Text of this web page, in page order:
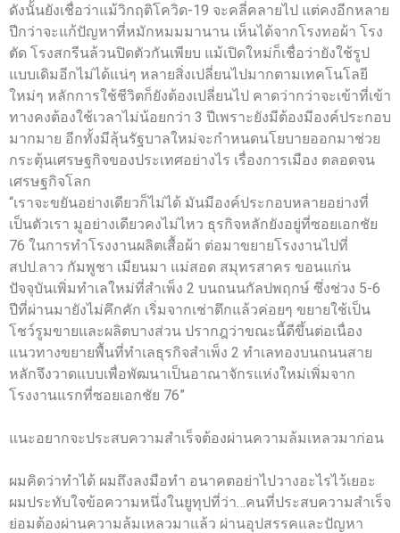
ดังนั้นยังเชื่อว่าแม้วิกฤติโควิด-19 จะคลี่คลายไป แต่คงอีกหลาย
ปีกว่าจะแก้ปัญหาที่หมักหมมมานาน เห็นได้จากโรงทอผ้า โรง
ตัด โรงสกรีนล้วนปิดตัวกันเพียบ แม้เปิดใหม่ก็เชื่อว่ายังใช้รูป
แบบเดิมอีกไม่ได้แน่ๆ หลายสิ่งเปลี่ยนไปมากตามเทคโนโลยี
ใหม่ๆ หลักการใช้ชีวิตก็ยังต้องเปลี่ยนไป คาดว่ากว่าจะเข้าที่เข้า
ทางคงต้องใช้เวลาไม่น้อยกว่า 3 ปีเพราะยังมีต้องมีองค์ประกอบ
มากมาย อีกทั้งมีลุ้นรัฐบาลใหม่จะกำหนดนโยบายออกมาช่วย
กระตุ้นเศรษฐกิจของประเทศอย่างไร เรื่องการเมือง ตลอดจน
เศรษฐกิจโลก
“เราจะขยันอย่างเดียวก็ไม่ได้ มันมีองค์ประกอบหลายอย่างที่
เป็นตัวเรา มูอย่างเดียวคงไม่ไหว ธุรกิจหลักยังอยู่ที่ซอยเอกชัย
76 ในการทำโรงงานผลิตเสื้อผ้า ต่อมาขยายโรงงานไปที่
สปป.ลาว กัมพูชา เมียนมา แม่สอด สมุทรสาคร ขอนแก่น
ปัจจุบันเพิ่มทำเลใหม่ที่สำเพ็ง 2 บนถนนกัลปพฤกษ์ ซึ่งช่วง 5-6
ปีที่ผ่านมายังไม่คึกคัก เริ่มจากเช่าตึกแล้วค่อยๆ ขยายใช้เป็น
โชว์รูมขายและผลิตบางส่วน ปรากฎว่าขณะนี้ดีขึ้นต่อเนื่อง
แนวทางขยายพื้นที่ทำเลธุรกิจสำเพ็ง 2 ทำเลทองบนถนนสาย
หลักจึงวาดแบบเพื่อพัฒนาเป็นอาณาจักรแห่งใหม่เพิ่มจาก
โรงงานแรกที่ซอยเอกชัย 76”
แนะอยากจะประสบความสำเร็จต้องผ่านความล้มเหลวมาก่อน
ผมคิดว่าทำได้ ผมถึงลงมือทำ อนาคตอย่าไปวางอะไรไว้เยอะ
ผมประทับใจข้อความหนึ่งในยูทุปที่ว่า…คนที่ประสบความสำเร็จ
ย่อมต้องผ่านความล้มเหลวมาแล้ว ผ่านอุปสรรคและปัญหา